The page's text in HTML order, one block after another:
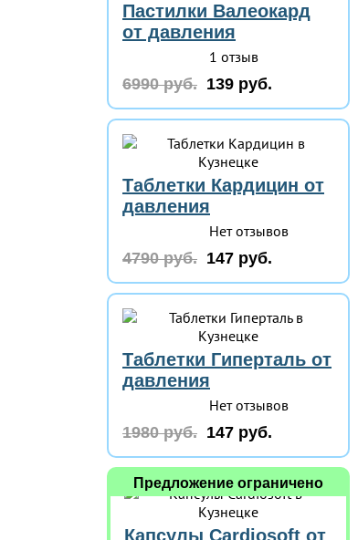
Пастилки Валеокард
от давления
1 отзыв
6990 руб. 139 руб.
Таблетки Кардицин от
давления
Нет отзывов
4790 руб. 147 руб.
Таблетки Гиперталь от
давления
Нет отзывов
1980 руб. 147 руб.
Капсулы Cardiosoft от
Предложение ограничено